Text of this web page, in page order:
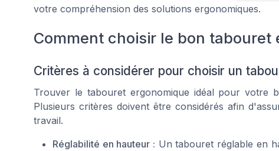
votre compréhension des solutions ergonomiques.
Comment choisir le bon tabouret
Critères à considérer pour choisir un
Trouver le tabouret ergonomique idéal pour votre
Plusieurs critères doivent être considérés afin
travail.
Réglabilité en hauteur : Un tabouret réglable en